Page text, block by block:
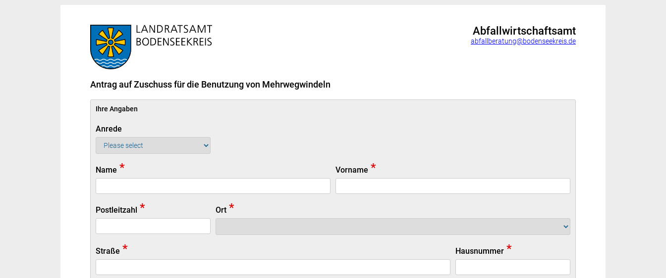
Abfallwirtschaftsamt
abfallberatung@bodenseekreis.de
Antrag auf Zuschuss für die Benutzung von Mehrwegwindeln
Ihre Angaben
Anrede
Name * Vorname *
Postleitzahl * Ort *
Straße * Hausnummer *